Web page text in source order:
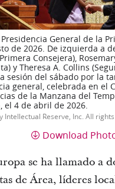
Presidencia General de la
de 2026. De izquierda a
Consejera),
y Theresa A. Collins
sesión del sábado por la
general, celebrada en el
de la Manzana del
el 4 de abril de 2026.
Intellectual Reserve, Inc. All
Download
se ha llamado a
de Área, líderes